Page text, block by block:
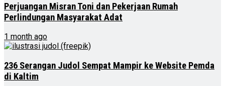
Perjuangan Misran Toni dan Pekerjaan Rumah
Perlindungan Masyarakat Adat
1 month ago
236 Serangan Judol Sempat Mampir ke Website Pemda
di Kaltim